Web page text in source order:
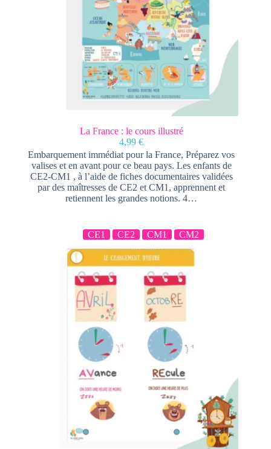
La France : le cours illustré
4,99€
Embarquement immédiat pour la France, Préparez vos
valises et en avant pour ce beau pays. Les enfants de
CE2-CM1 , à l’aide de fiches documentaires validées
par des maîtresses de CE2 et CM1, apprennent et
retiennent les grandes notions. 4…
CE1 CE2 CM1 CM2